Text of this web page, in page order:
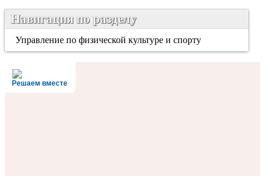
Навигация по разделу
Управление по физической культуре и спорту
Решаем вместе